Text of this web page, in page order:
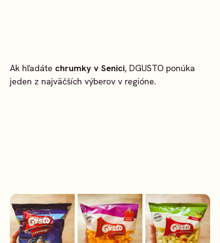
Ak hľadáte chrumky v Senici, DGUSTO ponúka
jeden z najväčších výberov v regióne.